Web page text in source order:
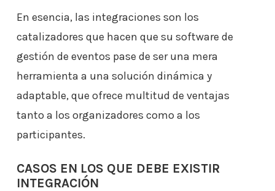
En esencia, las integraciones son los
catalizadores que hacen que su software de
gestión de eventos pase de ser una mera
herramienta a una solución dinámica y
adaptable, que ofrece multitud de ventajas
tanto a los organizadores como a los
participantes.
CASOS EN LOS QUE DEBE EXISTIR
INTEGRACIÓN